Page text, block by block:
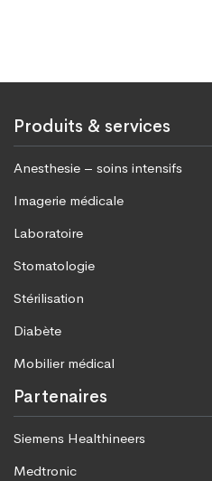
Produits & services
Anesthesie – soins intensifs
Imagerie médicale
Laboratoire
Stomatologie
Stérilisation
Diabète
Mobilier médical
Partenaires
Siemens Healthineers
Medtronic